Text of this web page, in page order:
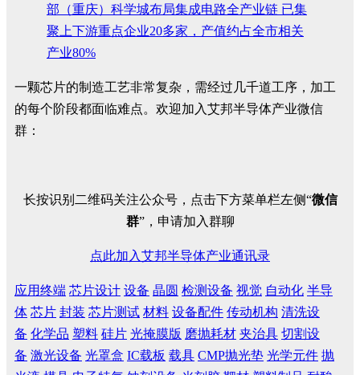
部（重庆）科学城布局集成电路全产业链 已集
聚上下游重点企业20多家，产值约占全市相关
产业80%
一颗芯片的制造工艺非常复杂，需经过几千道工序，加工
的每个阶段都面临难点。欢迎加入艾邦半导体产业微信
群：
长按识别二维码关注公众号，点击下方菜单栏左侧“微信
群”，申请加入群聊
点此加入艾邦半导体产业通讯录
应用终端 芯片设计 设备 晶圆 检测设备 视觉 自动化 半导
体 芯片 封装 芯片测试 材料 设备配件 传动机构 清洗设
备 化学品 塑料 硅片 光掩膜版 磨抛耗材 夹治具 切割设
备 激光设备 光罩盒 IC载板 载具 CMP抛光垫 光学元件 抛